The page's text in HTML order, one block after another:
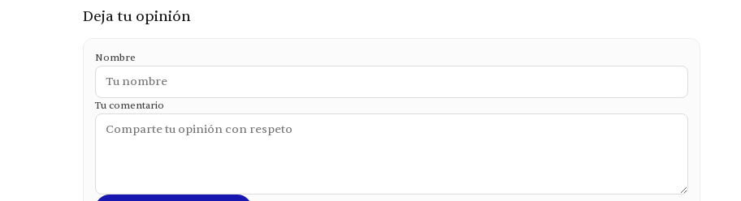
Deja tu opinión
Nombre
Tu comentario